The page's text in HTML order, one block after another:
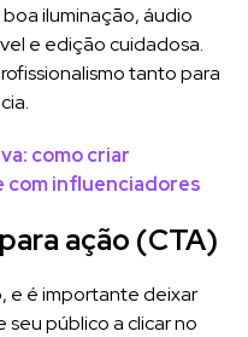
iluminação, áudio
e edição cuidadosa.
tanto para
como criar
com influenciadores
ação (CTA)
e é importante deixar
público a clicar no